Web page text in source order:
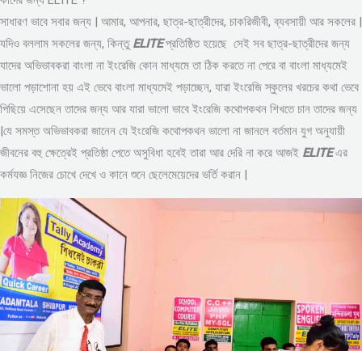
সাধারণ ভাবে সবার জন্য | আমার, আপনার, ছাত্র-ছাত্রীদের, চাকরিজীবী, ব্যবসায়ী আর সকলের |
যদিও বললাম সকলের জন্য, কিন্তু ELITEপ্রতিষ্ঠিত হয়েছে সেই সব ছাত্র-ছাত্রীদের জন্য
যাদের অভিভাবকরা বাংলা না ইংরেজি কোন মাধ্যমে তা ঠিক করতে না পেরে বা বাংলা মাধ্যমেই
ভালো পড়াশোনা হয় এই ভেবে বাংলা মাধ্যমেই পড়াচ্ছেন, যারা ইংরেজি স্কুলের খরচের কথা ভেবে
পিছিয়ে এসেছেন তাদের জন্য আর যারা ভালো ভাবে ইংরেজি কথোপকথন শিখতে চান তাদের জন্য
|যে সমস্ত অভিভাবকরা জানেন যে ইংরেজি কথোপকথন ভালো না জানলে বর্তমান যুগ অনুযায়ী
জীবনের বহু ক্ষেত্রেই প্রতিষ্ঠা পেতে অসুবিধা হবেই তারা আর দেরি না করে আজই ELITEএর
কর্মযজ্ঞ নিজের চোখে দেখে ও কানে শুনে ছেলেমেয়েদের ভর্তি করান |